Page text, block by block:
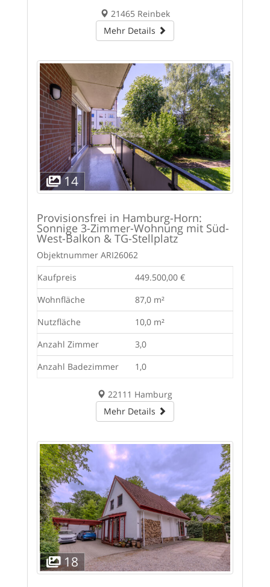
21465 Reinbek
Mehr Details
14
Provisionsfrei in Hamburg-Horn:
Sonnige 3-Zimmer-Wohnung mit Süd-
West-Balkon & TG-Stellplatz
Objektnummer ARI26062
Kaufpreis
449.500,00 €
Wohnfläche
87,0 m²
Nutzfläche
10,0 m²
Anzahl Zimmer
3,0
Anzahl Badezimmer
1,0
22111 Hamburg
Mehr Details
18